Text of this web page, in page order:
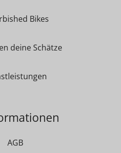
Bikes
deine Schätze
AGB